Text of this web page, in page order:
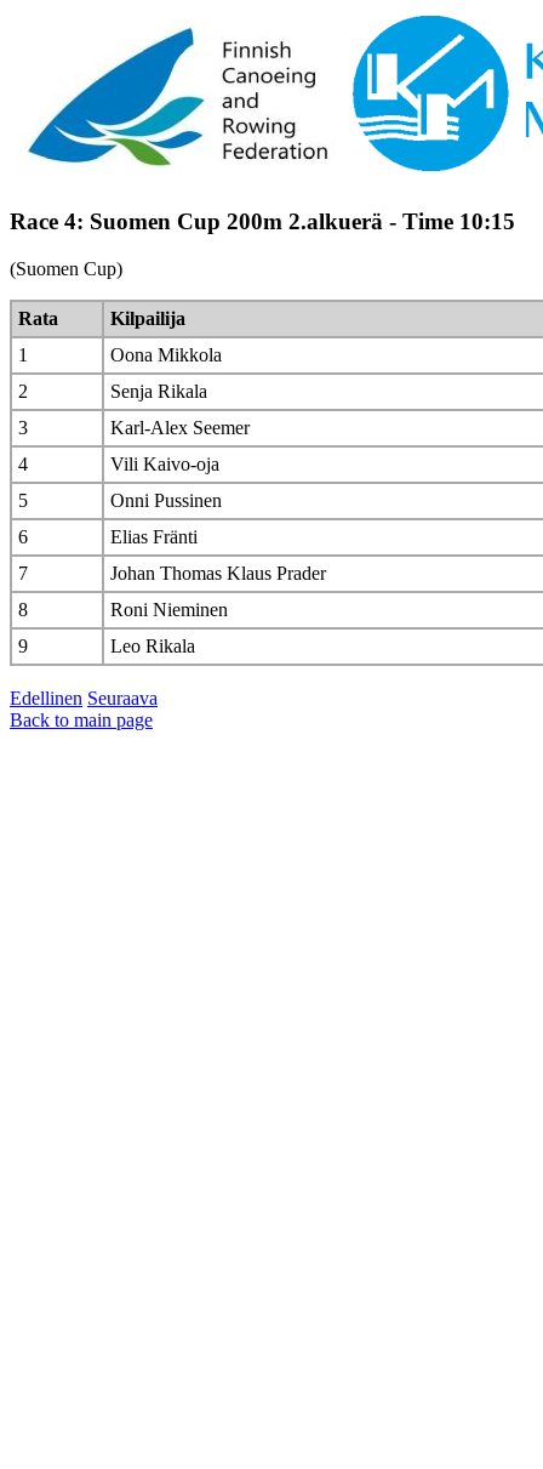
Race 4: Suomen Cup 200m 2.alkuerä - Time 10:15
(Suomen Cup)
Rata
Kilpailija
1
Oona Mikkola
2
Senja Rikala
3
Karl-Alex Seemer
4
Vili Kaivo-oja
5
Onni Pussinen
6
Elias Fränti
7
Johan Thomas Klaus Prader
8
Roni Nieminen
9
Leo Rikala
Edellinen Seuraava
Back to main page